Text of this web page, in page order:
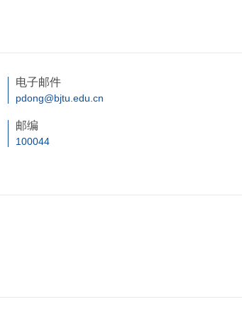
电子邮件
pdong@bjtu.edu.cn
邮编
100044